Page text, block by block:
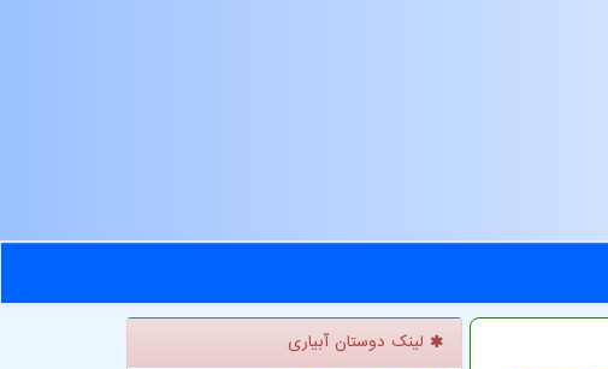
لینک دوستان آبیاری